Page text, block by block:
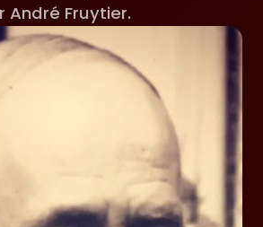
André Fruytier.